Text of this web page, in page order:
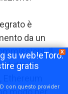
è
da un
Il
tutte le
X
su web!eToro:
gratis
con questo provider